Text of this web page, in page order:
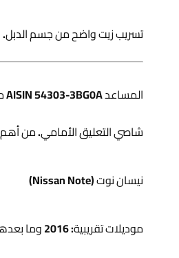
تسريب زيت واضح من جسم الدبل.
شاصي التعليق الأمامي. من أهم
نيسان نوت (Nissan Note)
موديلات تقريبية: 2016 وما بعدها (E12 وبعض إصدارات فيرسا نوت حسب السوق).